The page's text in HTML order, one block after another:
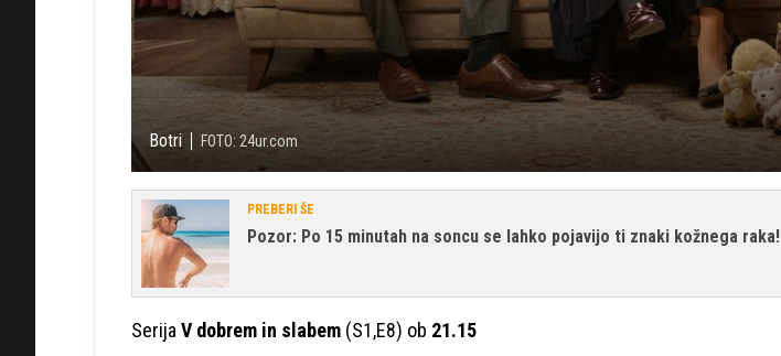
Botri FOTO: 24ur.com
PREBERI ŠE
Pozor: Po 15 minutah na soncu se lahko pojavijo ti znaki kožnega raka!
SerijaV dobrem in slabem (S1,E8) ob 21.15